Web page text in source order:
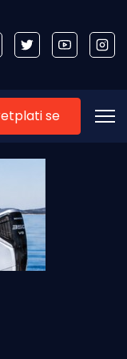
se